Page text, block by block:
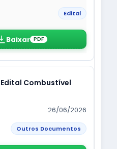
Edital
Baixar PDF
Edital Combustível
26/06/2026
Outros Documentos